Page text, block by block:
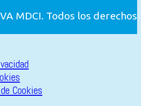
MDCI. Todos los derechos
Cookies